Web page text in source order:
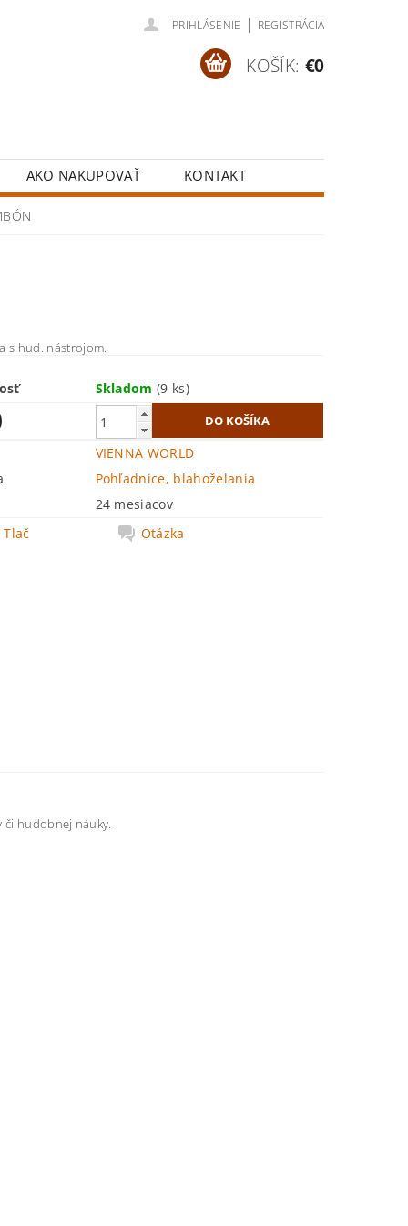
PRIHLÁSENIE | REGISTRÁCIA
KOŠÍK: €0
AKO NAKUPOVAŤ KONTAKT
s hud. nástrojom.
Skladom(9 ks)
VIENNA WORLD
Pohľadnice, blahoželania
24 mesiacov
Tlač
Otázka
či hudobnej náuky.